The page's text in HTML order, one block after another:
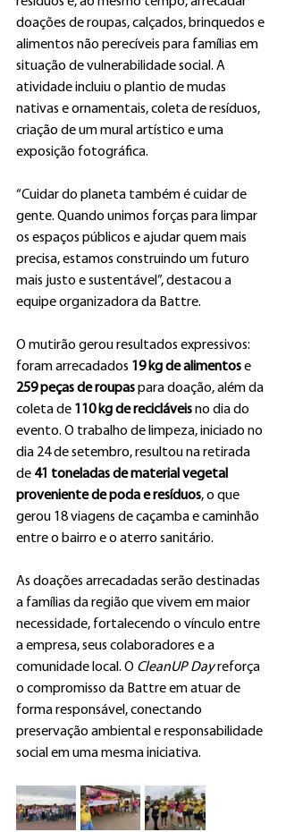
doações de roupas, calçados, brinquedos e
alimentos não perecíveis para famílias em
situação de vulnerabilidade social. A
atividade incluiu o plantio de mudas
nativas e ornamentais, coleta de resíduos,
criação de um mural artístico e uma
exposição fotográfica.
“Cuidar do planeta também é cuidar de
gente. Quando unimos forças para limpar
os espaços públicos e ajudar quem mais
precisa, estamos construindo um futuro
mais justo e sustentável”, destacou a
equipe organizadora da Battre.
O mutirão gerou resultados expressivos:
foram arrecadados 19 kg de alimentos e
259 peças de roupas para doação, além da
coleta de 110 kg de recicláveis no dia do
evento. O trabalho de limpeza, iniciado no
dia 24 de setembro, resultou na retirada
de 41 toneladas de material vegetal
proveniente de poda e resíduos, o que
gerou 18 viagens de caçamba e caminhão
entre o bairro e o aterro sanitário.
As doações arrecadadas serão destinadas
a famílias da região que vivem em maior
necessidade, fortalecendo o vínculo entre
a empresa, seus colaboradores e a
comunidade local. O CleanUP Day reforça
o compromisso da Battre em atuar de
forma responsável, conectando
preservação ambiental e responsabilidade
social em uma mesma iniciativa.